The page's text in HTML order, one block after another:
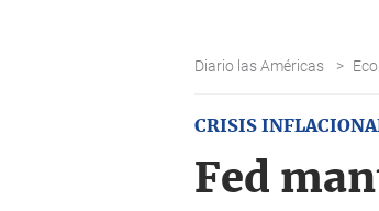
Diario las Américas >
CRISIS
Fed